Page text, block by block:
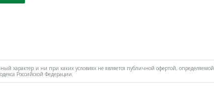
и ни при каких условиях не является публичной офертой, определяемой
Российской Федерации.